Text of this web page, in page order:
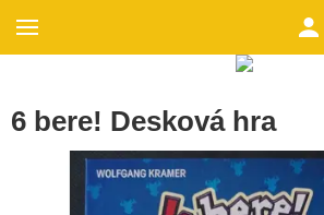
6 bere! Desková hra